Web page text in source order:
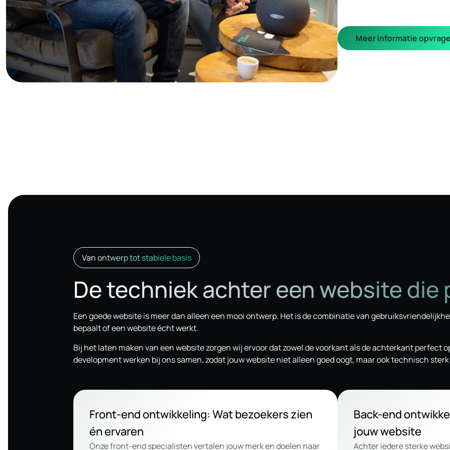
Meer informatie
Van ontwerp tot stabiele basis
De techniek achter een website
Een goede website is meer dan alleen een mooi ontwerp. Het is de combinatie van
bepaalt of een website écht werkt.
Bij het laten maken van een website zorgen wij ervoor dat zowel de voorkant als de achterkant perfect
development werken bij ons samen, zodat jouw website niet alleen goed oogt, maar ook technisch
Front-end ontwikkeling: Wat bezoekers zien
én ervaren
Onze front-end specialisten vertalen jouw merk en doelen naar
Back-end
jouw website
Achter iedere sterke